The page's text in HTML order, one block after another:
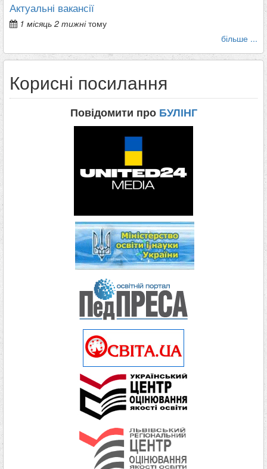
Актуальні вакансії
1 місяць 2 тижнітому
більше ...
Корисні посилання
Повідомити про БУЛІНГ